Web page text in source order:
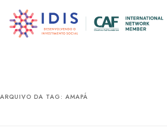
para
para
ARQUIVO DA TAG: AMAPÁ